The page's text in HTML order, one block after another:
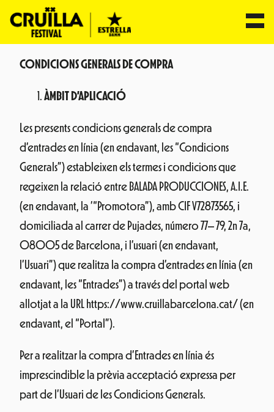
contingut
CONDICIONS GENERALS DE COMPRA
ÀMBIT D’APLICACIÓ
Les presents condicions generals de compra
d’entrades en línia (en endavant, les “Condicions
Generals”) estableixen els termes i condicions que
regeixen la relació entre BALADA PRODUCCIONES, A.I.E.
(en endavant, la ’“Promotora”), amb CIF V72873565, i
domiciliada al carrer de Pujades, número 77– 79, 2n 7a,
08005 de Barcelona, i l’usuari (en endavant,
l’Usuari”) que realitza la compra d’entrades en línia (en
endavant, les “Entrades”) a través del portal web
allotjat a la URL https://www.cruillabarcelona.cat/ (en
endavant, el “Portal”).
Per a realitzar la compra d’Entrades en línia és
imprescindible la prèvia acceptació expressa per
part de l’Usuari de les Condicions Generals.